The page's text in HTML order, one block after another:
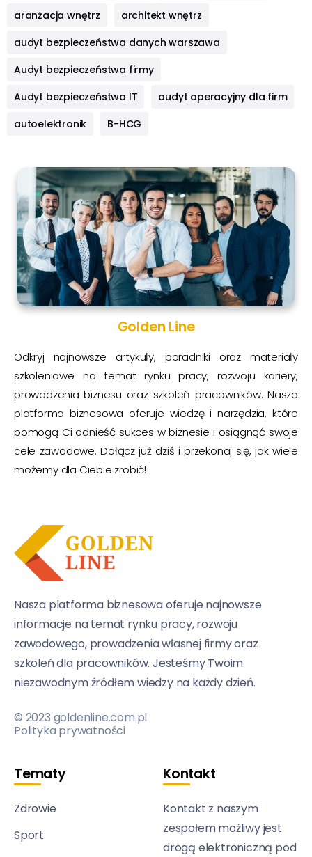
aranżacja wnętrz
architekt wnętrz
audyt bezpieczeństwa danych warszawa
Audyt bezpieczeństwa firmy
Audyt bezpieczeństwa IT
audyt operacyjny dla firm
autoelektronik
B-HCG
Golden Line
Odkryj najnowsze artykuły, poradniki oraz materiały
szkoleniowe na temat rynku pracy, rozwoju kariery,
prowadzenia biznesu oraz szkoleń pracowników. Nasza
platforma biznesowa oferuje wiedzę i narzędzia, które
pomogą Ci odnieść sukces w biznesie i osiągnąć swoje
cele zawodowe. Dołącz już dziś i przekonaj się, jak wiele
możemy dla Ciebie zrobić!
Nasza platforma biznesowa oferuje najnowsze
informacje na temat rynku pracy, rozwoju
zawodowego, prowadzenia własnej firmy oraz
szkoleń dla pracowników. Jesteśmy Twoim
niezawodnym źródłem wiedzy na każdy dzień.
© 2023 goldenline.com.pl
Polityka prywatności
Tematy
Zdrowie
Sport
Kontakt
Kontakt z naszym
zespołem możliwy jest
drogą elektroniczną pod